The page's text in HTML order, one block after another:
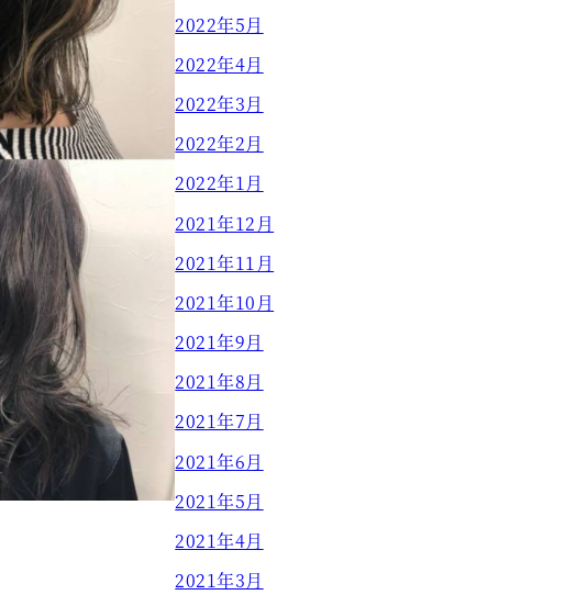
2022年5月
2022年4月
2022年3月
2022年2月
2022年1月
2021年12月
2021年11月
2021年10月
2021年9月
2021年8月
2021年7月
2021年6月
2021年5月
2021年4月
2021年3月